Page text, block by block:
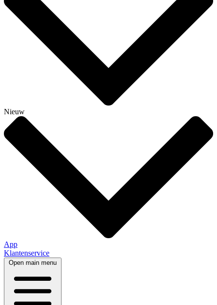
Nieuw
App
Klantenservice
Open main menu